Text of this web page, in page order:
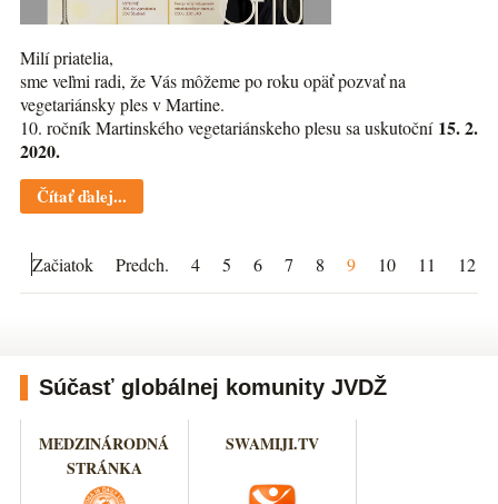
Milí priatelia,
sme veľmi radi, že Vás môžeme po roku opäť pozvať na
vegetariánsky ples v Martine.
10. ročník Martinského vegetariánskeho plesu sa uskutoční 15. 2.
2020.
Čítať ďalej...
Začiatok Predch. 4 5 6 7 8 9 10 11 12
Súčasť globálnej komunity JVDŽ
MEDZINÁRODNÁ
STRÁNKA
SWAMIJI.TV